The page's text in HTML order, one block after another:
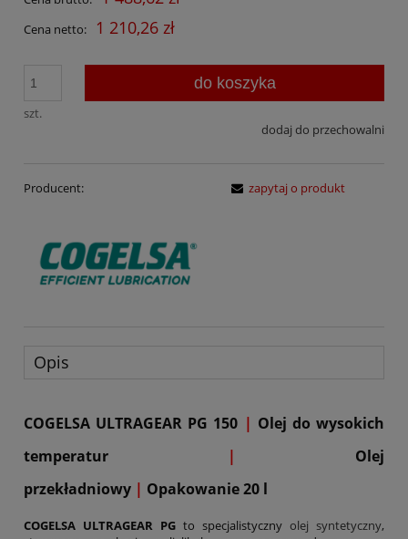
Cena netto: 1 210,26 zł
szt.
do koszyka
dodaj do przechowalni
Producent: zapytaj o produkt
Opis
COGELSA ULTRAGEAR PG 150 | Olej do wysokich
temperatur
|
Olej
przekładniowy | Opakowanie 20 l
COGELSA ULTRAGEAR PG to specjalistyczny olej syntetyczny,